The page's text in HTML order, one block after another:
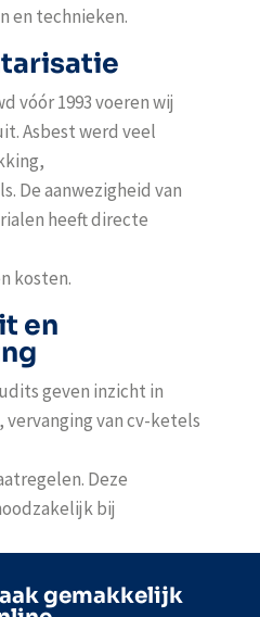
en technieken.
vóór 1993 voeren wij
Asbest werd veel
De aanwezigheid van
heeft directe
kosten.
en
geven inzicht in
van cv-ketels
Deze
bij
gemakkelijk